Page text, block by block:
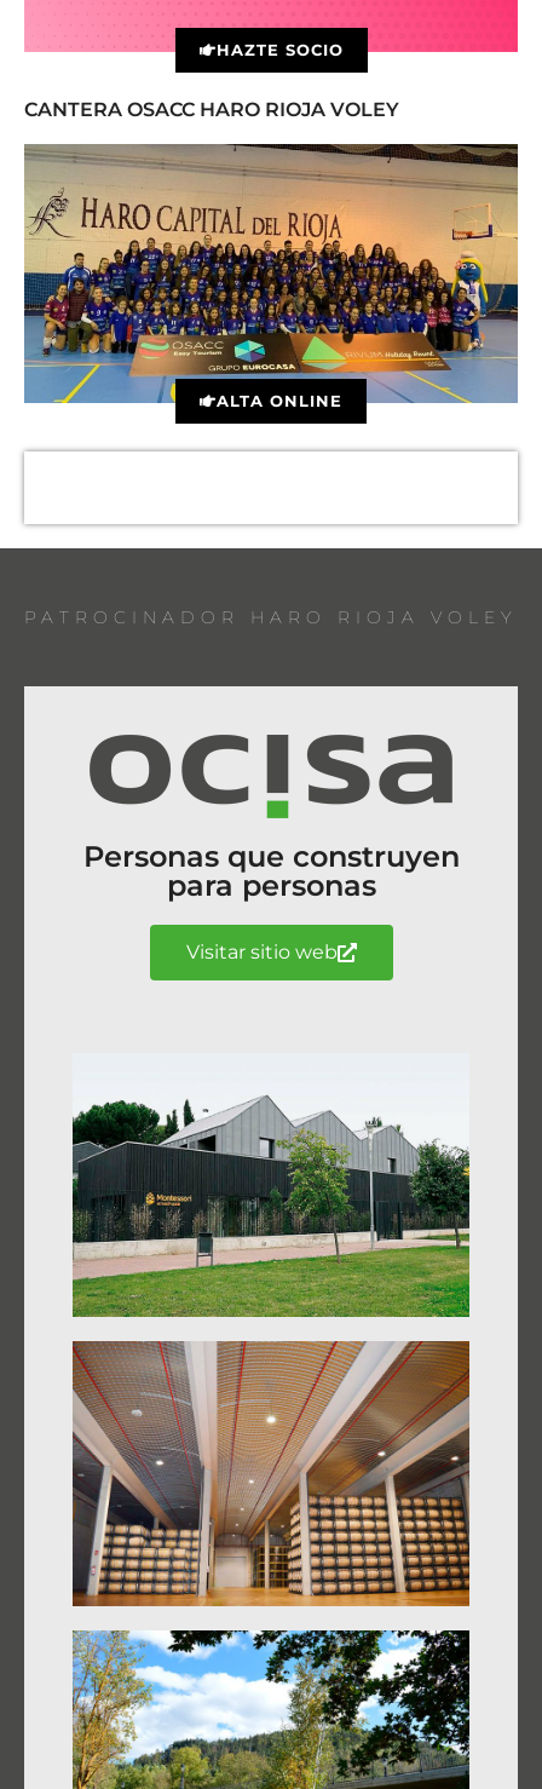
HAZTE SOCIO
CANTERA OSACC HARO RIOJA VOLEY
ALTA ONLINE
PATROCINADOR HARO RIOJA VOLEY
Personas que construyen
para personas
Visitar sitio web